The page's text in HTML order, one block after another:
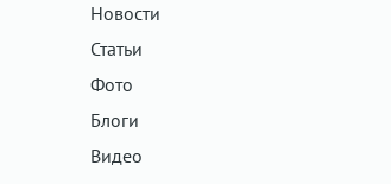
Новости
Статьи
Фото
Блоги
Видео